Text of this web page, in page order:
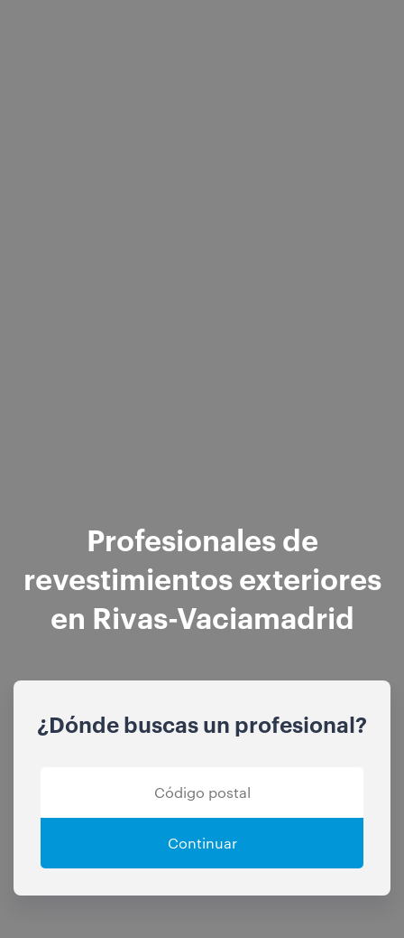
Profesionales de
revestimientos exteriores
en Rivas-Vaciamadrid
¿Dónde buscas un profesional?
Continuar